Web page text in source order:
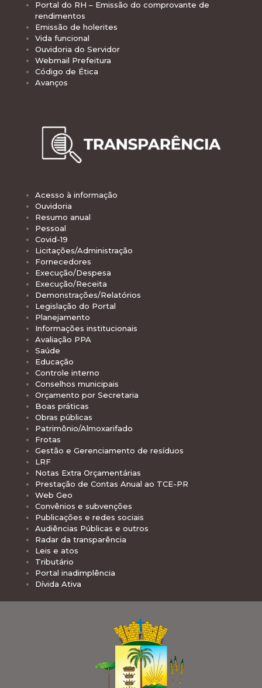
Portal do RH – Emissão do comprovante de
rendimentos
Emissão de holerites
Vida funcional
Ouvidoria do Servidor
Webmail Prefeitura
Código de Ética
Avanços
Acesso à informação
Ouvidoria
Resumo anual
Pessoal
Covid-19
Licitações/Administração
Fornecedores
Execução/Despesa
Execução/Receita
Demonstrações/Relatórios
Legislação do Portal
Planejamento
Informações institucionais
Avaliação PPA
Saúde
Educação
Controle interno
Conselhos municipais
Orçamento por Secretaria
Boas práticas
Obras públicas
Patrimônio/Almoxarifado
Frotas
Gestão e Gerenciamento de resíduos
LRF
Notas Extra Orçamentárias
Prestação de Contas Anual ao TCE-PR
Web Geo
Convênios e subvenções
Publicações e redes sociais
Audiências Públicas e outros
Radar da transparência
Leis e atos
Tributário
Portal inadimplência
Dívida Ativa